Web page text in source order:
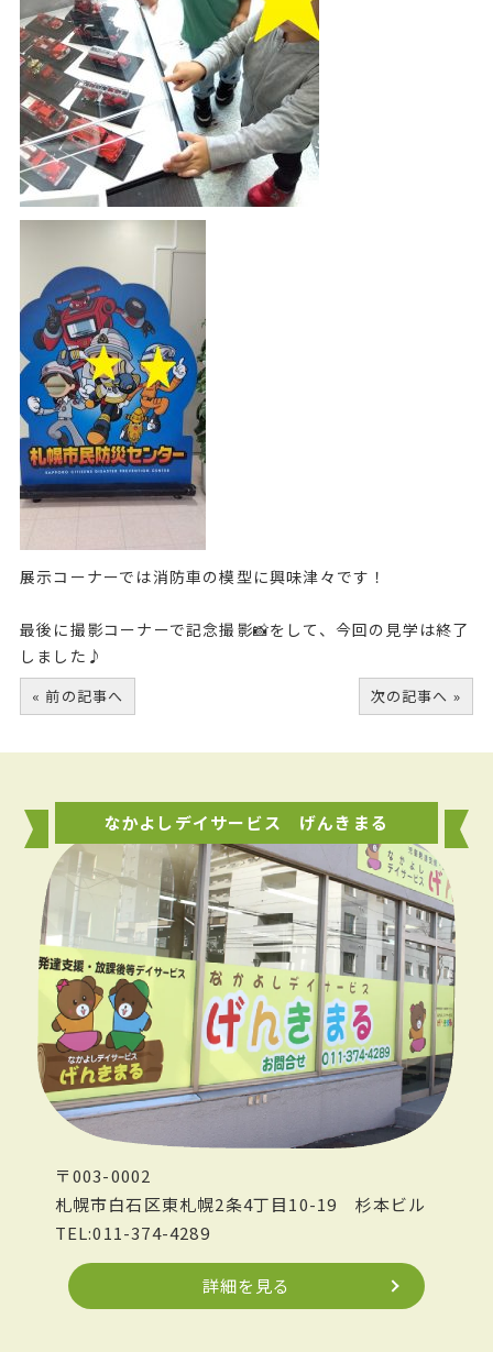
展示コーナーでは消防車の模型に興味津々です！
最後に撮影コーナーで記念撮影📸をして、今回の見学は終了
しました♪
« 前の記事へ 次の記事へ »
なかよしデイサービス げんきまる
〒003-0002
札幌市白石区東札幌2条4丁目10-19 杉本ビル
TEL:011-374-4289
詳細を見る